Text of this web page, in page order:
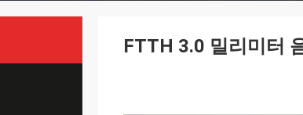
FTTH 3.0 밀리미터